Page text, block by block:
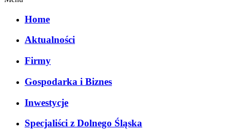
Home
Aktualności
Firmy
Gospodarka i Biznes
Inwestycje
Specjaliści z Dolnego Śląska